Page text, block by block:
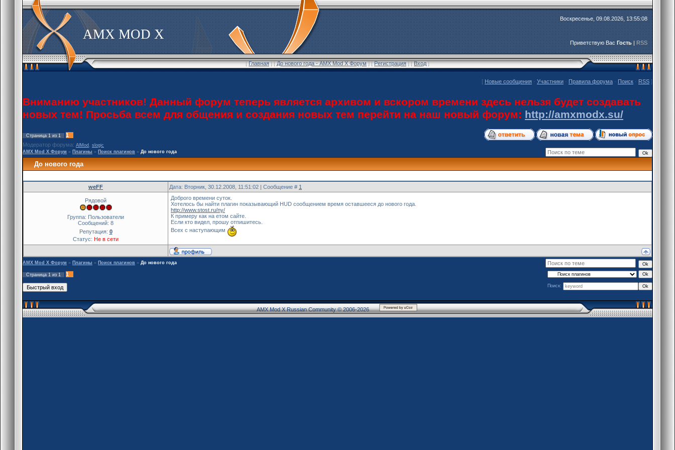
AMX MOD X
Воскресенье, 09.08.2026, 13:55:08
Приветствую Вас Гость|RSS
[Главная] [До нового года - AMX Mod X Форум] [Регистрация] [Вход]
[ Новые сообщения · Участники · Правила форума · Поиск · RSS ]
Вниманию участников! Данный форум теперь является архивом и вскором времени здесь нельзя будет создавать
новых тем! Просьба всем для общения и создания новых тем перейти на наш новый форум: http://amxmodx.su/
Страница 1 из 1
1
Модератор форума: AlMod
slogic
AMX Mod X Форум » Плагины » Поиск плагинов » До нового года
До нового года
weFF Дата: Вторник, 30.12.2008, 11:51:02 | Сообщение # 1
Рядовой
Группа: Пользователи
Сообщений: 8
Репутация: 0
Статус: Не в сети
Доброго времени суток.
Хотелось бы найти плагин показывающий HUD сообщением время оставшееся до нового года.
http://www.stost.ru/ny/
К примеру как на етом сайте.
Если кто видел, прошу отпишитесь.
Всех с наступающим
AMX Mod X Форум » Плагины » Поиск плагинов » До нового года
Страница 1 из 1 1
Поиск:
AMX Mod X Russian Community © 2006-2026